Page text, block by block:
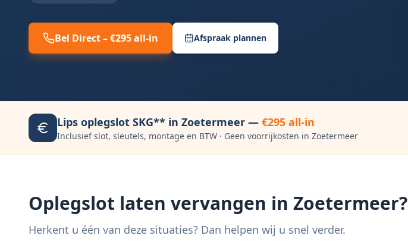
Bel Direct – €295 all-in Afspraak plannen
Lips oplegslot SKG** in Zoetermeer — €295 all-in
Inclusief slot, sleutels, montage en BTW · Geen voorrijkosten in Zoetermeer
Oplegslot laten vervangen in Zoetermeer?
Herkent u één van deze situaties? Dan helpen wij u snel verder.